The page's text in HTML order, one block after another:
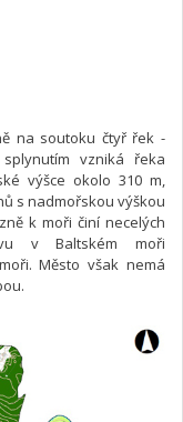
na soutoku čtyř řek -
vzniká řeka
výšce okolo 310 m,
s nadmořskou výškou
k moři činí necelých
v Baltském moři
Město však nemá